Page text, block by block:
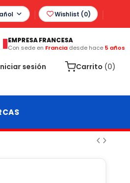
Wishlist (0)
9.6/10 (2564 avis)
EMPRESA FRANCESA
Con sede en Franciadesde hace 5 años
sesión Carrito (0)